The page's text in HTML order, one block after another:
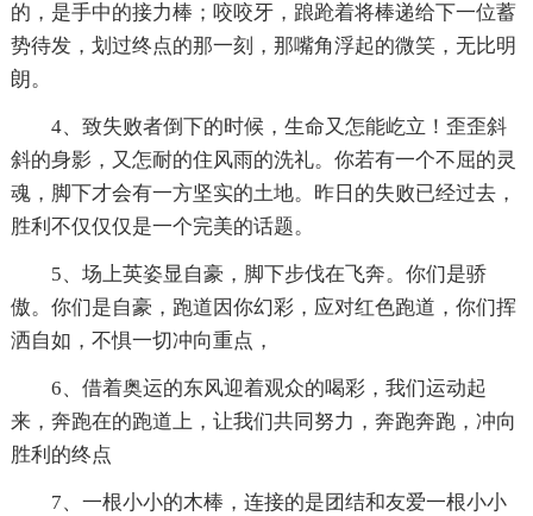
的，是手中的接力棒；咬咬牙，踉跄着将棒递给下一位蓄
势待发，划过终点的那一刻，那嘴角浮起的微笑，无比明
朗。
4、致失败者倒下的时候，生命又怎能屹立！歪歪斜
斜的身影，又怎耐的住风雨的洗礼。你若有一个不屈的灵
魂，脚下才会有一方坚实的土地。昨日的失败已经过去，
胜利不仅仅仅是一个完美的话题。
5、场上英姿显自豪，脚下步伐在飞奔。你们是骄
傲。你们是自豪，跑道因你幻彩，应对红色跑道，你们挥
洒自如，不惧一切冲向重点，
6、借着奥运的东风迎着观众的喝彩，我们运动起
来，奔跑在的跑道上，让我们共同努力，奔跑奔跑，冲向
胜利的终点
7、一根小小的木棒，连接的是团结和友爱一根小小